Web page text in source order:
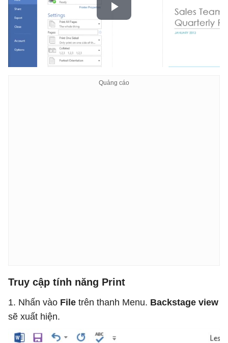
Truy cập tính năng Print
1. Nhấn vào File trên thanh Menu. Backstage view
sẽ xuất hiện.